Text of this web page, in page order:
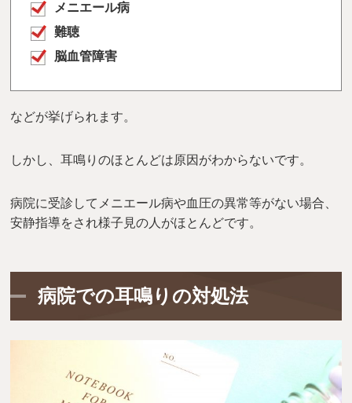
メニエール病
難聴
脳血管障害
などが挙げられます。
しかし、耳鳴りのほとんどは原因がわからないです。
病院に受診してメニエール病や血圧の異常等がない場合、
安静指導をされ様子見の人がほとんどです。
病院での耳鳴りの対処法